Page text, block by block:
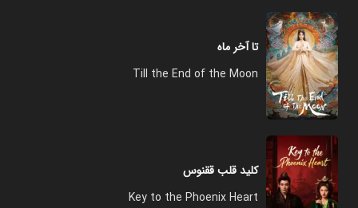
تا آخر ماه
Till the End of the Moon
کلید قلب ققنوس
Key to the Phoenix Heart